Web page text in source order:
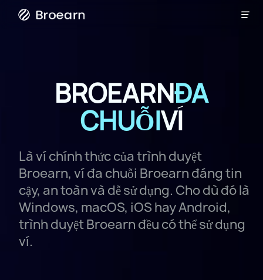

BROEARNĐA
CHUỖIVÍ
Là ví chính thức của trình duyệt
Broearn, ví đa chuỗi Broearn đáng tin
cậy, an toàn và dễ sử dụng. Cho dù đó là
Windows, macOS, iOS hay Android,
trình duyệt Broearn đều có thể sử dụng
ví.